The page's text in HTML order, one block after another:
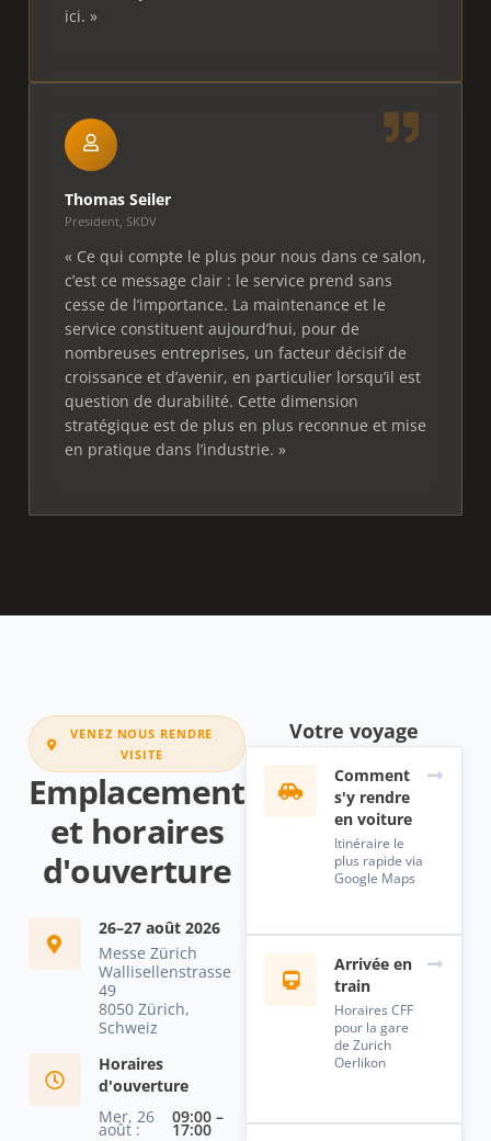
ici. »
Thomas Seiler
President, SKDV
« Ce qui compte le plus pour nous dans ce salon,
c’est ce message clair : le service prend sans
cesse de l’importance. La maintenance et le
service constituent aujourd’hui, pour de
nombreuses entreprises, un facteur décisif de
croissance et d’avenir, en particulier lorsqu’il est
question de durabilité. Cette dimension
stratégique est de plus en plus reconnue et mise
en pratique dans l’industrie. »
VENEZ NOUS RENDRE
VISITE
Emplacement
et horaires
d'ouverture
26–27 août 2026
Messe Zürich
Wallisellenstrasse
49
8050 Zürich,
Schweiz
Horaires
d'ouverture
Mer, 26
août :
09:00 –
17:00
Votre voyage
Comment
s'y rendre
en voiture
Itinéraire le
plus rapide via
Google Maps
Arrivée en
train
Horaires CFF
pour la gare
de Zurich
Oerlikon